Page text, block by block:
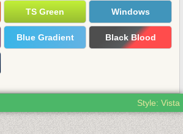
TS Green Windows
Blue Gradient Black Blood
Style: Vista